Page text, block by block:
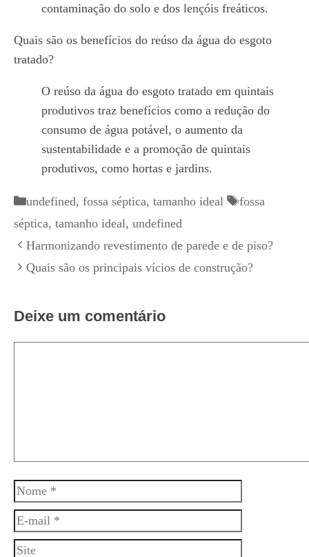
contaminação do solo e dos lençóis freáticos.
Quais são os benefícios do reúso da água do esgoto
tratado?
O reúso da água do esgoto tratado em quintais
produtivos traz benefícios como a redução do
consumo de água potável, o aumento da
sustentabilidade e a promoção de quintais
produtivos, como hortas e jardins.
Categorias
undefined, fossa séptica, tamanho ideal Tags
fossa
séptica, tamanho ideal, undefined
Harmonizando revestimento de parede e de piso?
Quais são os principais vícios de construção?
Deixe um comentário
Nome
mail